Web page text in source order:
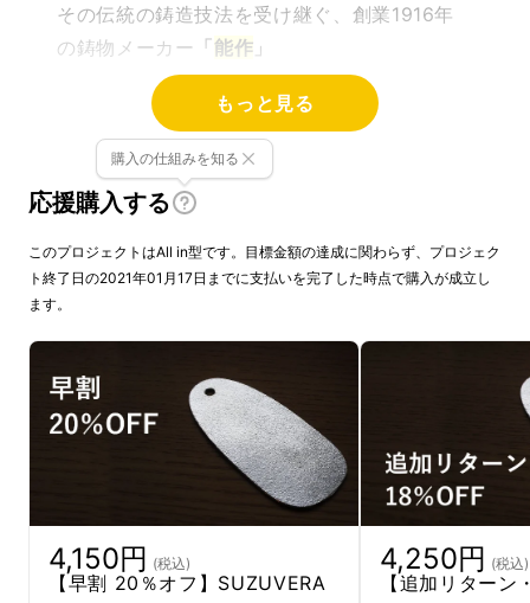
その伝統の鋳造技法を受け継ぐ、創業1916年
の鋳物メーカー 「能作 」
この伝統技術を活かし、暮らし
を便利にした
い。
その思いから、機能的で美しい靴ベラ
ました。
商品名：SUZUVERA（すずべら）
もっと見る
応援購入する
購入の仕組みを知る
このプロジェクトはAll in型です。目標金額の達成に関わらず、プロジェク
ト終了日の2021年01月17日までに支払いを完了した時点で購入が成立し
ます。
4,150円 (税込)
【早割 20％オフ】SUZUVERA
4,250円 (税込)
【追加リターン